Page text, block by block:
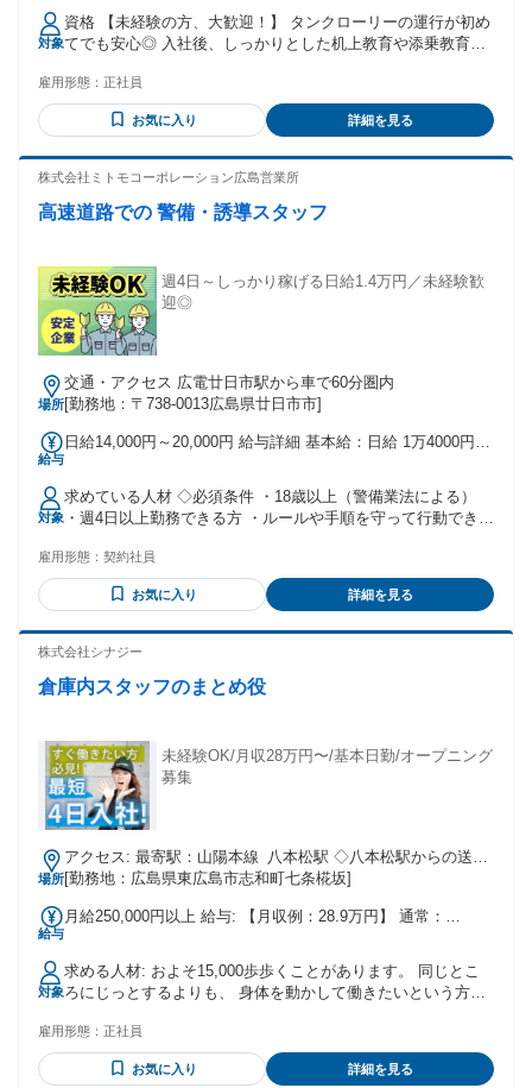
ます。 交通費：交通費支給
対象
資格 【未経験の方、大歓迎！】 タンクローリーの運行が初め
てでも安心◎ 入社後、しっかりとした机上教育や添乗教育を
れておりますので、異業種から転職して活躍しているスタッ
フも多数活躍中です！ 【こんな方にぴったり！】 ・安定して
正社員として働きたい方 ・大型車両を運転したい方（トラッ
年代のスタッフと一緒に働きたい方（20代～30代の若手スタ
持ちの方は歓迎！≫ ・大型自動車免許 ・乙四危険物取扱者免
いね。 年齢の条件と理由：例外事由3号のイ・44歳未満(長期
勤続によるキャリア形成のため)
雇用形態： 正社員
お気に入り 詳細を見る
株式会社ミトモコーポレーション広島営業所
高速道路での 警備・誘導スタッフ
週4日～しっかり稼げる日給1.4万円／未経験歓
迎◎
場所
交通・アクセス 広電廿日市駅から車で60分圏内
[勤務地：〒738-0013広島県廿日市市]
給与
日給14,000円～20,000円 給与詳細 基本給：日給 1万4000円
れる通勤・皆勤・家族手当金額：なし 全員に一律で支払われ
るその他手当金額：なし 日給 14,000円～20,000円 【日勤】
日給14,000円 【夜勤】日給16,628円 ■早く終わっても日給全
額保証 ■残業代別途支給 ■交通費規定支給 ■日払い・週払い
手当あり 《入社祝金》 【資格なし】 16勤務ごとに10,000円
支給（最大50,000円） 【資格あり】 16勤務ごとに20,000円支
給（最大100,000円） 《法定研修》 3日間（1日10,000円／計
30,000円支給） ※研修手当の先払い相談可（最大20,000円）
※お弁当・飲み物・交通費支給 ※交通誘導2級保有者、または
過去3年以内に 1年以上2号警備業務に従事された方は1日のみ
対象
求めている人材 ◇必須条件 ・18歳以上（警備業法による）
・週4日以上勤務できる方 ・ルールや手順を守って行動できる
・未経験歓迎 ・ブランクOK ・警備経験者歓迎 ・交通誘導2
級などの有資格者歓迎 ・フリーター歓迎 ・しっかりシフトに
入って稼ぎたい方 ・チームで協力して働ける方 ◇こんな方に
動かす仕事がしたい方 ・ルールに沿ってコツコツ働くのが得
（例外事由2号・18歳以上（警備業法））
雇用形態： 契約社員
お気に入り 詳細を見る
株式会社シナジー
倉庫内スタッフのまとめ役
未経験OK/月収28万円〜/基本日勤/オープニング
募集
場所
アクセス: 最寄駅：山陽本線 八本松駅 ◇八本松駅からの送迎
バスあり ◇車・バイク通勤可！ ◇交通費支給あり
[勤務地：広島県東広島市志和町七条椛坂]
給与
月給250,000円以上 給与: 【月収例：28.9万円】 通常：
賞与あり（2か月分） ◇交通費全額支給 ◇寮・社宅・住宅手
当あり ◇資格取得支援・手当あり
対象
求める人材: およそ15,000歩歩くことがあります。 同じとこ
ろにじっとするよりも、 身体を動かして働きたいという方に
トを用いた業務経験がある方を優遇します。 フォークリフト
の資格をお持ちでない方の場合、 資格取得支援制度を活用し
て資格取得をお願いします。 ※資格に係る費用全額会社負担
雇用形態： 正社員
お気に入り 詳細を見る